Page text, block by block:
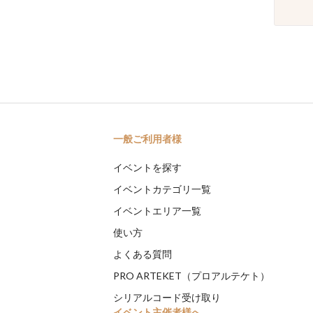
一般ご利用者様
イベントを探す
イベントカテゴリ一覧
イベントエリア一覧
使い方
よくある質問
PRO ARTEKET（プロアルテケト）
シリアルコード受け取り